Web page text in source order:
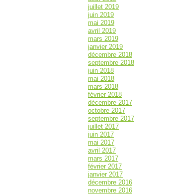
juillet 2019
juin 2019
mai 2019
avril 2019
mars 2019
janvier 2019
décembre 2018
septembre 2018
juin 2018
mai 2018
mars 2018
février 2018
décembre 2017
octobre 2017
septembre 2017
juillet 2017
juin 2017
mai 2017
avril 2017
mars 2017
février 2017
janvier 2017
décembre 2016
novembre 2016